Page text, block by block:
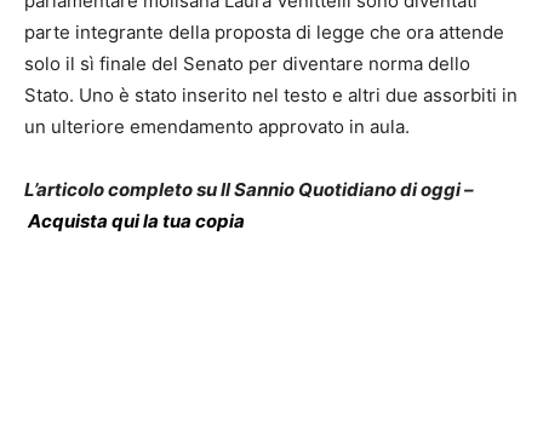
parte integrante della proposta di legge che ora attende
solo il sì finale del Senato per diventare norma dello
Stato. Uno è stato inserito nel testo e altri due assorbiti in
un ulteriore emendamento approvato in aula.
L’articolo completo su Il Sannio Quotidiano di oggi –
Acquista qui la tua copia